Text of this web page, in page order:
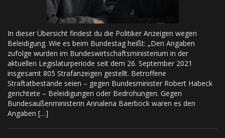
In dieser Übersicht findest du die Politiker Anzeigen wegen
Beleidigung. Wie es beim Bundestag heißt: „Den Angaben
zufolge wurden im Bundeswirtschaftsministerium in der
aktuellen Legislaturperiode seit dem 26. September 2021
insgesamt 805 Strafanzeigen gestellt. Betroffene
Straftatbestände seien – gegen Bundesminister Robert Habeck
gerichtete – Beleidigungen oder Bedrohungen. Gegen
Bundesaußenministerin Annalena Baerbock waren es den
Angaben […]